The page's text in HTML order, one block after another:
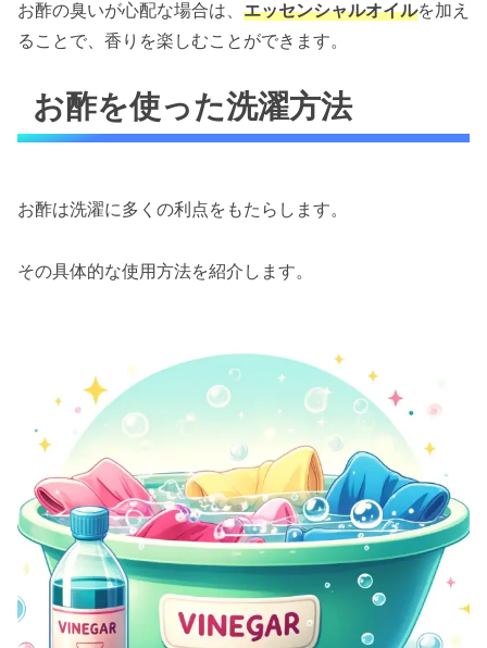
お酢の臭いが心配な場合は、 エッセンシャルオイルを加え
ることで、香りを楽しむことができます。
お酢を使った洗濯方法
お酢は洗濯に多くの利点をもたらします。
その具体的な使用方法を紹介します。